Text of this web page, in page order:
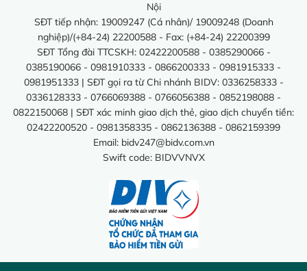
Nội
SĐT tiếp nhận: 19009247 (Cá nhân)/ 19009248 (Doanh
nghiệp)/(+84-24) 22200588 - Fax: (+84-24) 22200399
SĐT Tổng đài TTCSKH: 02422200588 - 0385290066 -
0385190066 - 0981910333 - 0866200333 - 0981915333 -
0981951333 | SĐT gọi ra từ Chi nhánh BIDV: 0336258333 -
0336128333 - 0766069388 - 0766056388 - 0852198088 -
0822150068 | SĐT xác minh giao dịch thẻ, giao dịch chuyển tiền:
02422200520 - 0981358335 - 0862136388 - 0862159399
Email: bidv247@bidv.com.vn
Swift code: BIDVVNVX